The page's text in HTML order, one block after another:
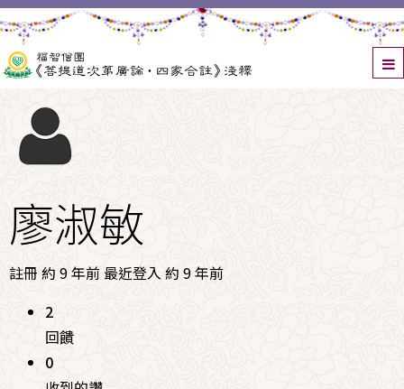
廖淑敏
註冊 約 9 年前 最近登入 約 9 年前
2
回饋
0